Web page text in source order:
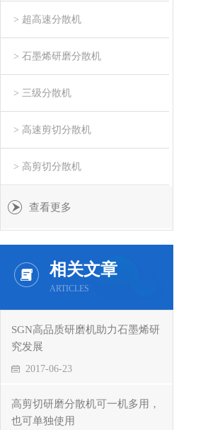
> 超高速分散机
> 石墨烯研磨分散机
> 三级分散机
> 高速剪切分散机
> 高剪切分散机
查看更多
相关文章
ARTICLES
SGN高品质研磨机助力石墨烯研
究发展
2017-06-23
高剪切研磨分散机可一机多用，
也可单独使用